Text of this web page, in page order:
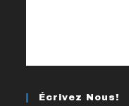
Écrivez Nous!